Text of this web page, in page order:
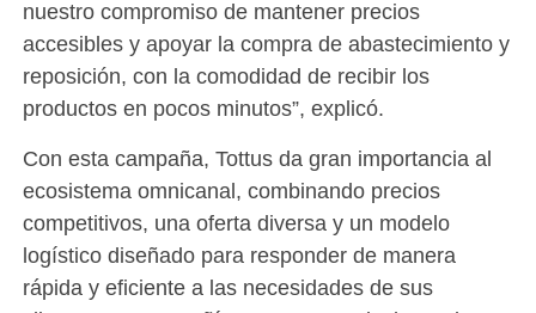
nuestro compromiso de mantener precios
accesibles y apoyar la compra de abastecimiento y
reposición, con la comodidad de recibir los
productos en pocos minutos”, explicó.
Con esta campaña, Tottus da gran importancia al
ecosistema omnicanal, combinando precios
competitivos, una oferta diversa y un modelo
logístico diseñado para responder de manera
rápida y eficiente a las necesidades de sus